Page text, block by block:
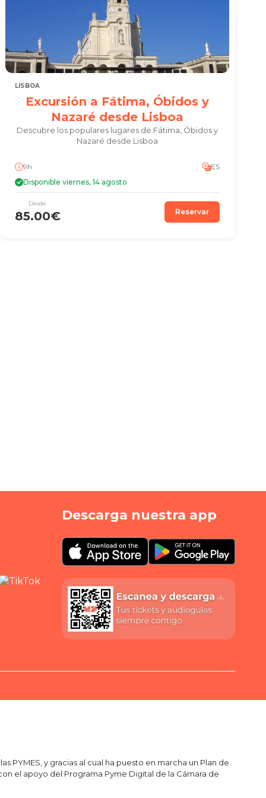
LISBOA
Excursión a Fátima, Óbidos y
Nazaré desde Lisboa
Descubre los populares lugares de Fátima, Óbidos y
Nazaré desde Lisboa
9h
ES
Disponible viernes, 14 agosto
Desde
85.00€ Reservar
Descarga nuestra app
PYMES, y gracias al cual ha puesto en marcha un Plan de
el apoyo del Programa Pyme Digital de la Cámara de